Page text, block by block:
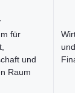
für
und
Raum
und